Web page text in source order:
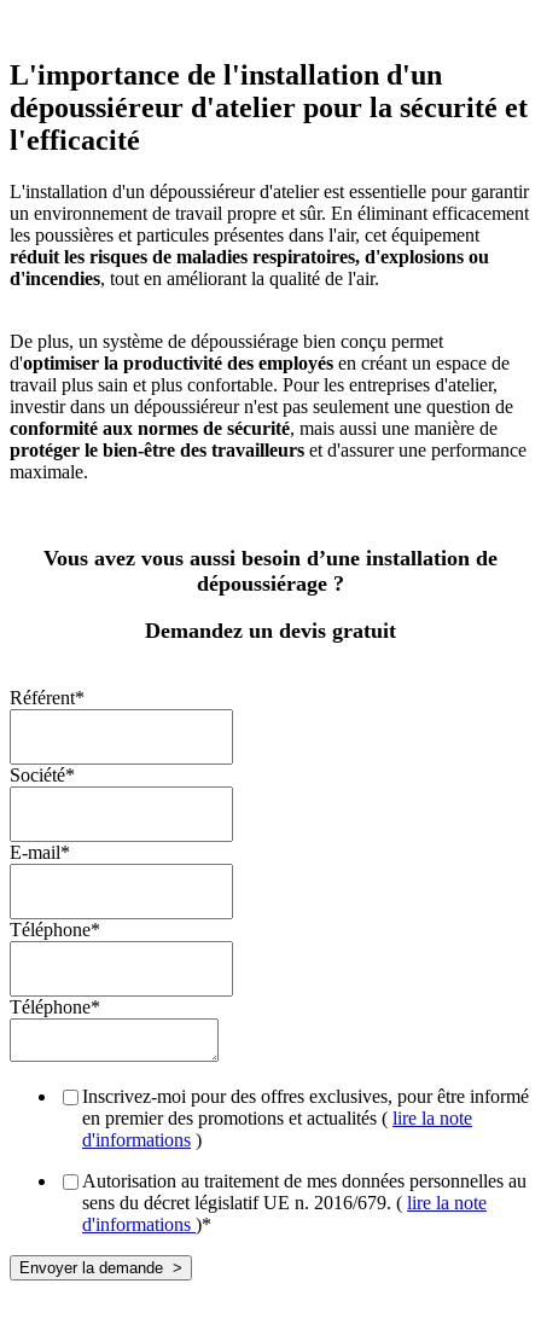
L'importance de l'installation d'un
dépoussiéreur d'atelier pour la sécurité et
l'efficacité
L'installation d'un dépoussiéreur d'atelier est essentielle pour garantir
un environnement de travail propre et sûr. En éliminant efficacement
les poussières et particules présentes dans l'air, cet équipement
réduit les risques de maladies respiratoires, d'explosions ou
d'incendies, tout en améliorant la qualité de l'air.
De plus, un système de dépoussiérage bien conçu permet
d'optimiser la productivité des employés en créant un espace de
travail plus sain et plus confortable. Pour les entreprises d'atelier,
investir dans un dépoussiéreur n'est pas seulement une question de
conformité aux normes de sécurité, mais aussi une manière de
protéger le bien-être des travailleurs et d'assurer une performance
maximale.
Vous avez vous aussi besoin d’une installation de
dépoussiérage ?
Demandez un devis gratuit
Référent*
Société*
E-mail*
Téléphone*
Téléphone*
Inscrivez-moi pour des offres exclusives, pour être informé
en premier des promotions et actualités ( lire la note
d'informations )
Autorisation au traitement de mes données personnelles au
sens du décret législatif UE n. 2016/679. ( lire la note
d'informations )*